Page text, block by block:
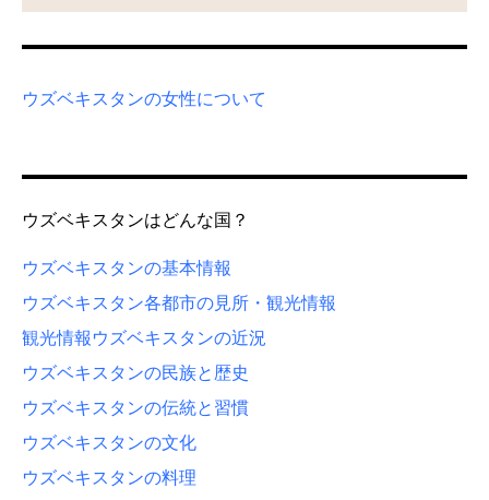
ウズベキスタンの女性について
ウズベキスタンはどんな国？
ウズベキスタンの基本情報
ウズベキスタン各都市の見所・観光情報
観光情報 ウズベキスタンの近況
ウズベキスタンの民族と歴史
ウズベキスタンの伝統と習慣
ウズベキスタンの文化
ウズベキスタンの料理